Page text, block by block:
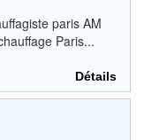
paris AM
Paris...
Détails